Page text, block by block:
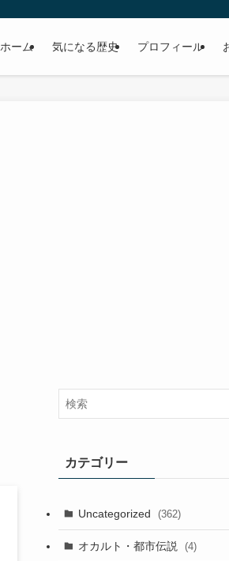
ホーム 気になる歴史 プロフィール
カテゴリー
Uncategorized (362)
オカルト・都市伝説 (4)